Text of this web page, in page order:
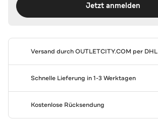
Jetzt anmelden
Versand durchOUTLETCITY.COM per DHL
Schnelle Lieferung in 1-3 Werktagen
Kostenlose Rücksendung